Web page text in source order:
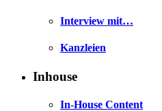
Interview mit…
Kanzleien
Inhouse
In-House Content